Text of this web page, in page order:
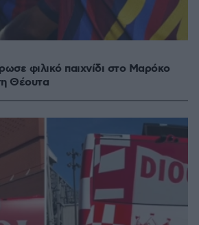
φιλικό παιχνίδι στο Μαρόκο
Θέουτα